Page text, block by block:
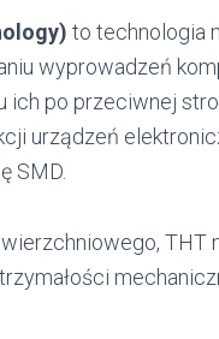
to technologia
wyprowadzeń
ich po przeciwnej
urządzeń
SMD.